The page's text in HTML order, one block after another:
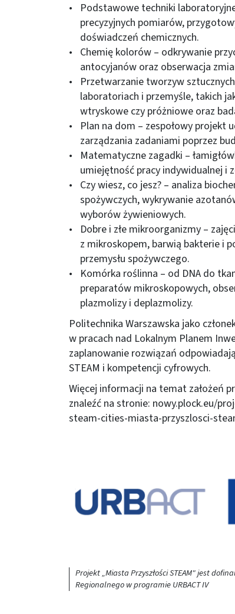
Podstawowe techniki
precyzyjnych pomiarów,
doświadczeń chemicznych.
Chemię kolorów – odkrywanie
antocyjanów oraz obserwacja
Przetwarzanie tworzyw
laboratoriach i przemyśle, takich
wtryskowe czy próżniowe oraz
Plan na dom – zespołowy projekt
zarządzania zadaniami poprzez
Matematyczne zagadki –
umiejętność pracy indywidualnej i
Czy wiesz, co jesz? – analiza
spożywczych, wykrywanie
wyborów żywieniowych.
Dobre i złe mikroorganizmy –
z mikroskopem, barwią bakterie i
przemysłu spożywczego.
Komórka roślinna – od DNA do
preparatów mikroskopowych,
plazmolizy i deplazmolizy.
Politechnika Warszawska jako
w pracach nad Lokalnym Planem
zaplanowanie rozwiązań
STEAM i kompetencji cyfrowych.
Więcej informacji na temat założeń
znaleźć na stronie: nowy.plock.eu/
steam-cities-miasta-przyszlosci-
Projekt „Miasta Przyszłości STEAM" jest
Regionalnego w programie URBACT IV